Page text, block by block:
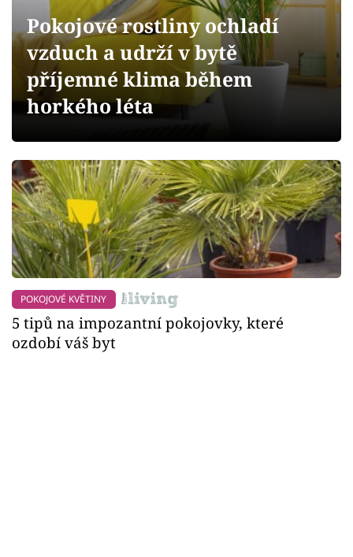
Přihlášení
Sledujte nás
Pokojové rostliny ochladí
vzduch a udrží v bytě
příjemné klima během
horkého léta
POKOJOVÉ KVĚTINY
5 tipů na impozantní pokojovky, které
ozdobí váš byt